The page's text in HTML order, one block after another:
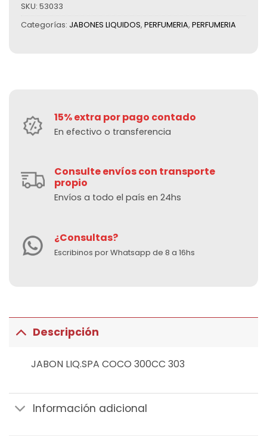
SKU: 53033
Categorías: JABONES LIQUIDOS, PERFUMERIA, PERFUMERIA
15% extra por pago contado
En efectivo o transferencia
Consulte envíos con transporte
propio
Envíos a todo el país en 24hs
¿Consultas?
Escribinos por Whatsapp de 8 a 16hs
Descripción
JABON LIQ.SPA COCO 300CC 303
Información adicional